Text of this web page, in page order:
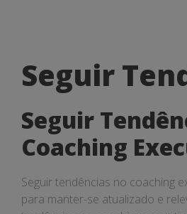
Seguir
Tendências
Seguir
Seguir
Coaching
Seguir tendências no coaching
para manter-se atualizado e